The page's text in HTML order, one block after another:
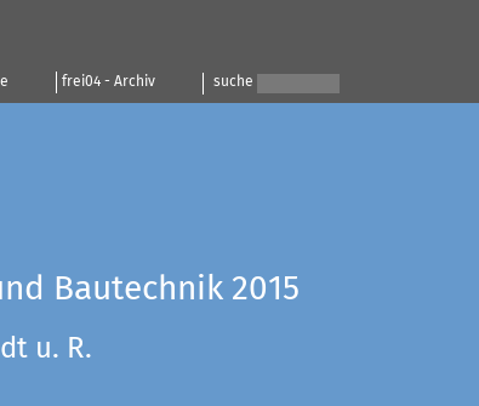
frei04 - Archiv suche
Bautechnik 2015
u. R.